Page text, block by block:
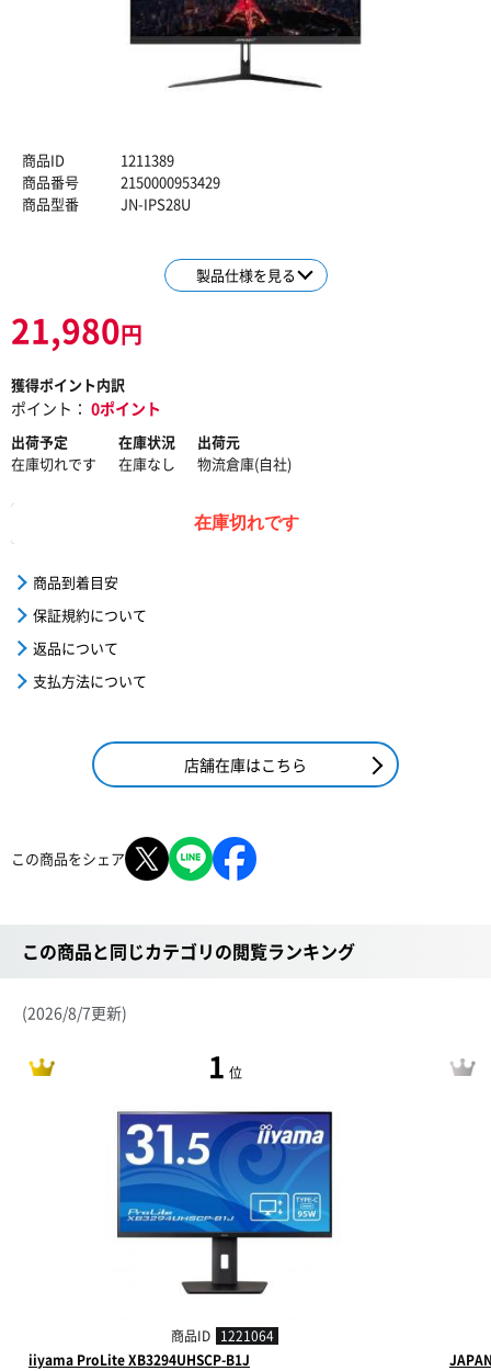
商品ID
1211389
商品番号
2150000953429
商品型番
JN-IPS28U
製品仕様を見る
21,980円
獲得ポイント内訳
ポイント： 0ポイント
出荷予定
在庫切れです
在庫状況
在庫なし
出荷元
物流倉庫(自社)
在庫切れです
商品到着目安
保証規約について
返品について
支払方法について
店舗在庫はこちら
この商品をシェア
この商品と同じカテゴリの閲覧ランキング
(2026/8/7更新)
1 位
商品ID 1221064
iiyama ProLite XB3294UHSCP-B1J